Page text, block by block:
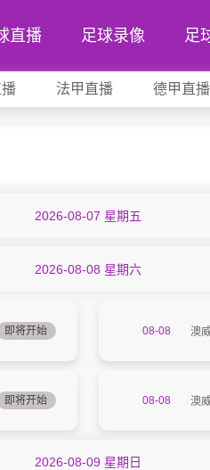
直播 足球录像 足
法甲直播 德甲直播
2026-08-07 星期五
2026-08-08 星期六
即将开始 08-08 澳
即将开始 08-08 澳
2026-08-09 星期日